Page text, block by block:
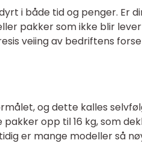
i både tid og penger. Er
pakker som ikke blir
veiing av bedriftens
og dette kalles
opp til 16 kg, som
er mange modeller så